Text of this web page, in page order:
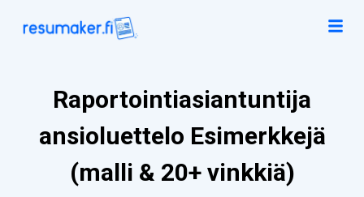
Raportointiasiantuntija
ansioluettelo Esimerkkejä
(malli & 20+ vinkkiä)